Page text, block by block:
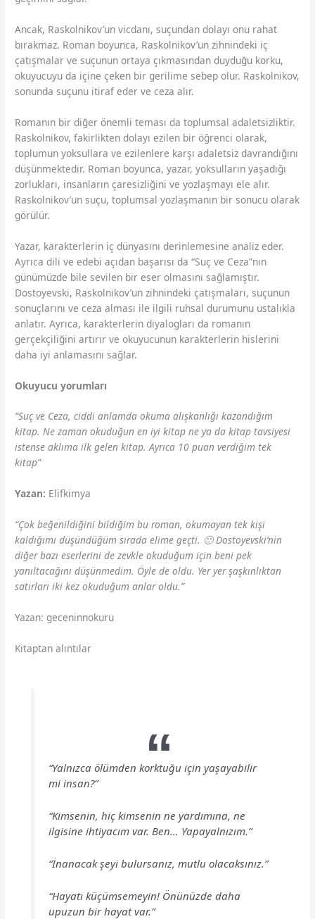
Ancak, Raskolnikov’un vicdanı, suçundan dolayı onu rahat
bırakmaz. Roman boyunca, Raskolnikov’un zihnindeki iç
çatışmalar ve suçunun ortaya çıkmasından duyduğu korku,
okuyucuyu da içine çeken bir gerilime sebep olur. Raskolnikov,
sonunda suçunu itiraf eder ve ceza alır.
Romanın bir diğer önemli teması da toplumsal adaletsizliktir.
Raskolnikov, fakirlikten dolayı ezilen bir öğrenci olarak,
toplumun yoksullara ve ezilenlere karşı adaletsiz davrandığını
düşünmektedir. Roman boyunca, yazar, yoksulların yaşadığı
zorlukları, insanların çaresizliğini ve yozlaşmayı ele alır.
Raskolnikov’un suçu, toplumsal yozlaşmanın bir sonucu olarak
görülür.
Yazar, karakterlerin iç dünyasını derinlemesine analiz eder.
Ayrıca dili ve edebi açıdan başarısı da “Suç ve Ceza”nın
günümüzde bile sevilen bir eser olmasını sağlamıştır.
Dostoyevski, Raskolnikov’un zihnindeki çatışmaları, suçunun
sonuçlarını ve ceza alması ile ilgili ruhsal durumunu ustalıkla
anlatır. Ayrıca, karakterlerin diyalogları da romanın
gerçekçiliğini artırır ve okuyucunun karakterlerin hislerini
daha iyi anlamasını sağlar.
Okuyucu yorumları
“Suç ve Ceza, ciddi anlamda okuma alışkanlığı kazandığım
kitap. Ne zaman okuduğun en iyi kitap ne ya da kitap tavsiyesi
istense aklıma ilk gelen kitap. Ayrıca 10 puan verdiğim tek
kitap”
Yazan: Elifkimya
“Çok beğenildiğini bildiğim bu roman, okumayan tek kişi
kaldığımı düşündüğüm sırada elime geçti. 🙂 Dostoyevski’nin
diğer bazı eserlerini de zevkle okuduğum için beni pek
yanıltacağını düşünmedim. Öyle de oldu. Yer yer şaşkınlıktan
satırları iki kez okuduğum anlar oldu.”
Yazan: geceninnokuru
Kitaptan alıntılar
“Yalnızca ölümden korktuğu için yaşayabilir
mi insan?”
“Kimsenin, hiç kimsenin ne yardımına, ne
ilgisine ihtiyacım var. Ben… Yapayalnızım.”
“İnanacak şeyi bulursanız, mutlu olacaksınız.”
“Hayatı küçümsemeyin! Önünüzde daha
upuzun bir hayat var.”